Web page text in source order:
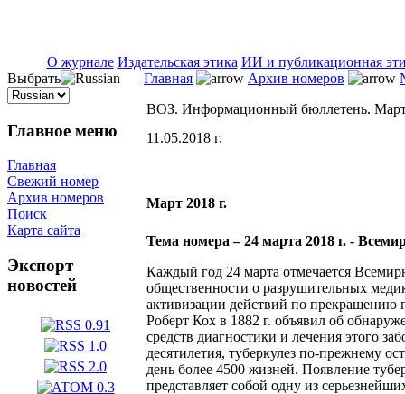
О журнале Издательская этика ИИ и публикационная
Выбрать
Главное меню
Главная
Свежий номер
Архив номеров
Поиск
Карта сайта
Экспорт
новостей
Главная Архив номеров
ВОЗ. Информационный бюллетень.
11.05.2018 г.
Март 2018 г.
Тема номера – 24 марта 2018 г. -
Каждый год 24 марта отмечается
общественности о разрушительных
активизации действий по прекращению
Роберт Кох в 1882 г. объявил об
средств диагностики и лечения этого
десятилетия, туберкулез по-прежнему
день более 4500 жизней. Появление
представляет собой одну из